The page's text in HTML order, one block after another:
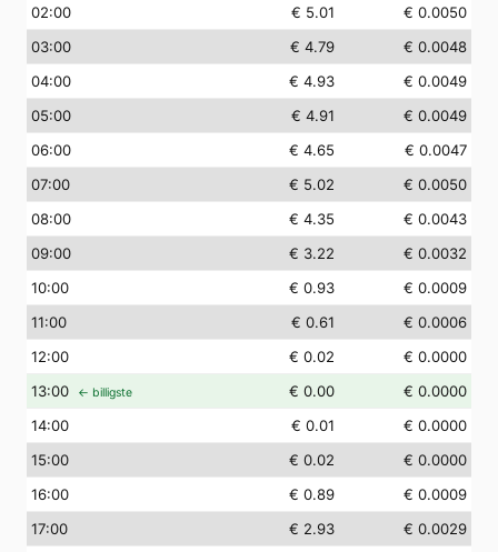
02:00 € 5.01
€ 0.0050
03:00 € 4.79
€ 0.0048
04:00 € 4.93
€ 0.0049
05:00 € 4.91
€ 0.0049
06:00 € 4.65
€ 0.0047
07:00 € 5.02
€ 0.0050
08:00 € 4.35
€ 0.0043
09:00 € 3.22
€ 0.0032
10:00 € 0.93
€ 0.0009
11:00 € 0.61
€ 0.0006
12:00 € 0.02
€ 0.0000
13:00 ← billigste € 0.00
€ 0.0000
14:00 € 0.01
€ 0.0000
15:00 € 0.02
€ 0.0000
16:00 € 0.89
€ 0.0009
17:00 € 2.93
€ 0.0029